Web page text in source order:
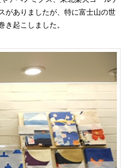
がありましたが、特に富士山の世
起こしました。